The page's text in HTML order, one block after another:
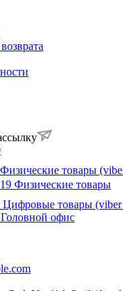
Физические товары
Физические товары
Цифровые товары (viber
Головной офис